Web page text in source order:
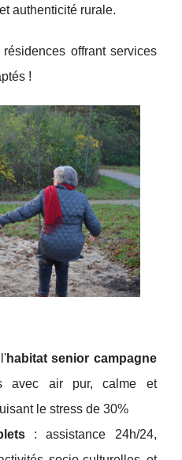
authenticité rurale.
offrant services
!
l'habitat senior campagne
avec air pur, calme et
le stress de 30%
: assistance 24h/24,